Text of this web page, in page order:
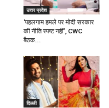
उत्तर प्रदेश
‘पहलगाम हमले पर मोदी सरकार
की नीति स्पष्ट नहीं’, CWC
बैठक...
दिल्ली